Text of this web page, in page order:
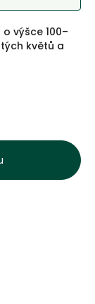
výšce 100–
květů a